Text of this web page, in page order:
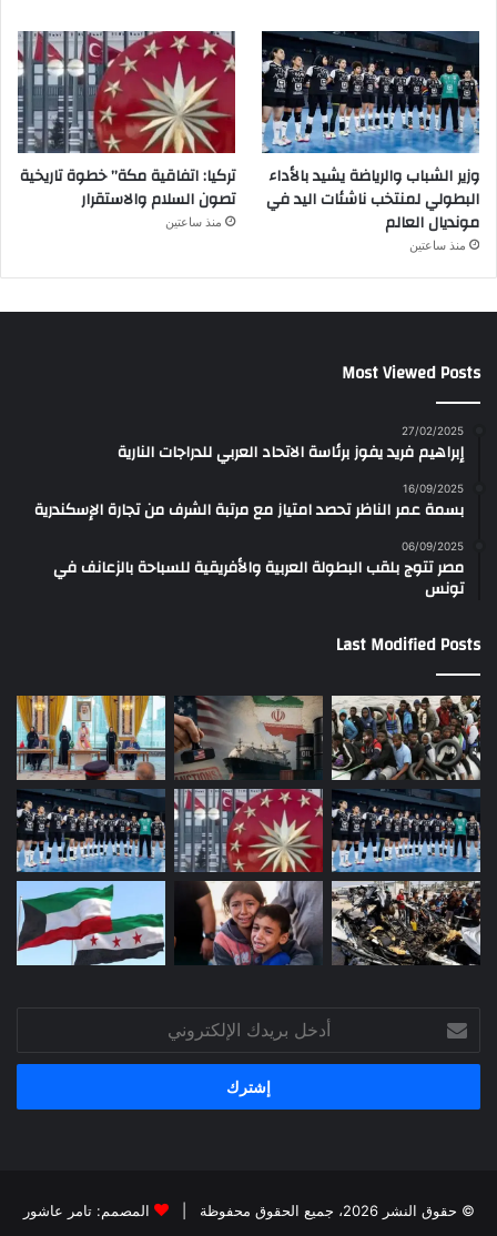
وزير الشباب والرياضة يشيد بالأداء
البطولي لمنتخب ناشئات اليد في
مونديال العالم
منذ ساعتين
تركيا: اتفاقية مكة” خطوة تاريخية
تصون السلام والاستقرار
منذ ساعتين
Most Viewed Posts
27/02/2025
إبراهيم فريد يفوز برئاسة الاتحاد العربي للدراجات النارية
16/09/2025
بسمة عمر الناظر تحصد امتياز مع مرتبة الشرف من تجارة الإسكندرية
06/09/2025
مصر تتوج بلقب البطولة العربية والأفريقية للسباحة بالزعانف في
تونس
Last Modified Posts
بريدك
الإلكتروني
© حقوق النشر 2026، جميع الحقوق محفوظة | المصمم: تامر عاشور